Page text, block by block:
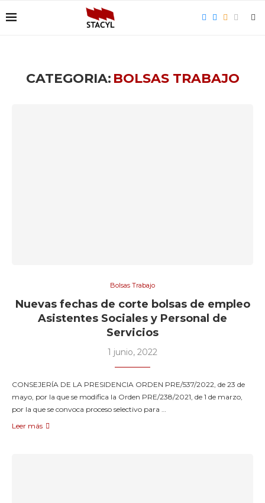
CATEGORIA: BOLSAS TRABAJO
Bolsas Trabajo
Nuevas fechas de corte bolsas de empleo
Asistentes Sociales y Personal de
Servicios
1 junio, 2022
CONSEJERÍA DE LA PRESIDENCIA ORDEN PRE/537/2022, de 23 de
mayo, por la que se modifica la Orden PRE/238/2021, de 1 de marzo,
por la que se convoca proceso selectivo para …
Leer más